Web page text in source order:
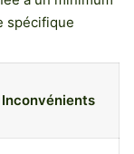
spécifique
Inconvénients